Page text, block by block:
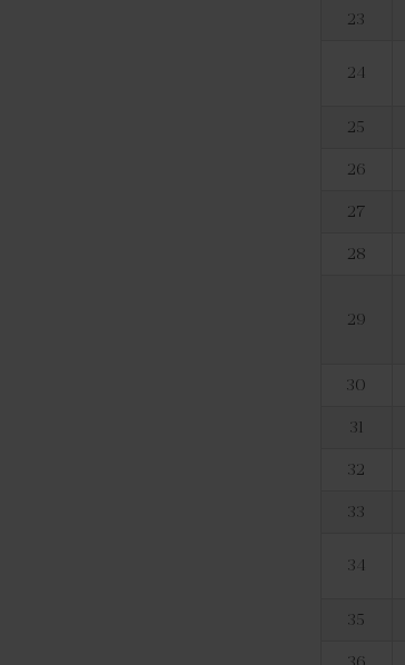
23
24
25
26
27
28
29
30
31
32
33
34
35